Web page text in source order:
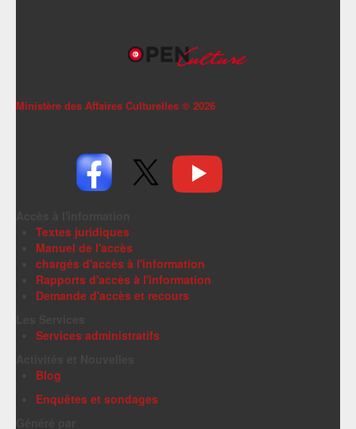
Ministère des Affaires Culturelles © 2026
Textes juridiques
Manuel de l'accès
chargés d'accès à l'information
Rapports d'accès à l'information
Demande d'accès et recours
Services administratifs
Blog
Enquêtes et sondages